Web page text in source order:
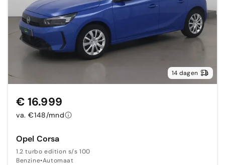
14 dagen
Opel Corsa
1.2 turbo edition s/s 100
Benzine•Automaat
€ 16.999
va. €148/mnd